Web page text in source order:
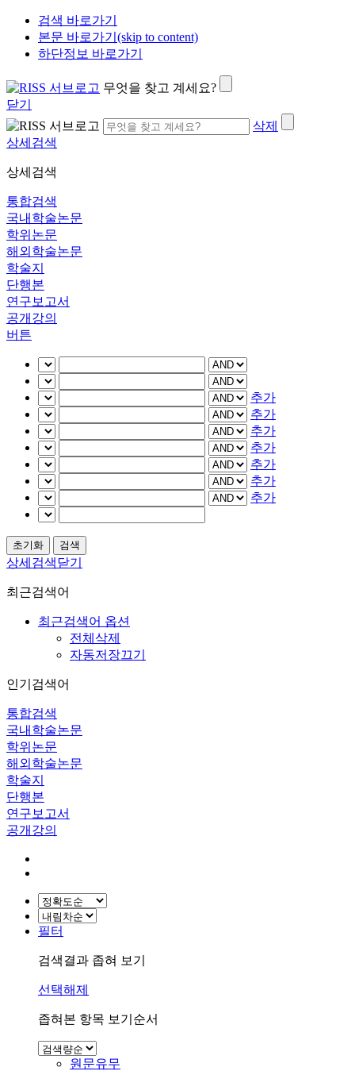
검색 바로가기
본문 바로가기(skip to content)
하단정보 바로가기
무엇을 찾고 계세요?
닫기
삭제
상세검색
상세검색
통합검색
국내학술논문
학위논문
해외학술논문
학술지
단행본
연구보고서
공개강의
버튼
추가
추가
추가
추가
추가
추가
추가
상세검색닫기
최근검색어
최근검색어 옵션
전체삭제
자동저장끄기
인기검색어
통합검색
국내학술논문
학위논문
해외학술논문
학술지
단행본
연구보고서
공개강의
필터
검색결과 좁혀 보기
선택해제
좁혀본 항목 보기순서
원문유무